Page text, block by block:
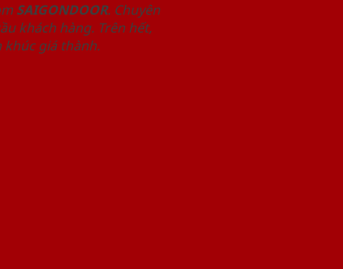
SAIGONDOOR. Chuyên
khách hàng. Trên hết,
khúc giá thành.